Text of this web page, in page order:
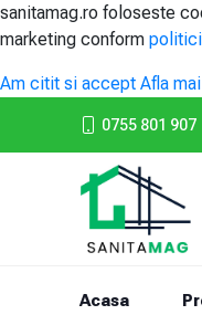
sanitamag.ro foloseste
marketing conform
Am citit si accept Afla
0755 801 907
Acasa(current)